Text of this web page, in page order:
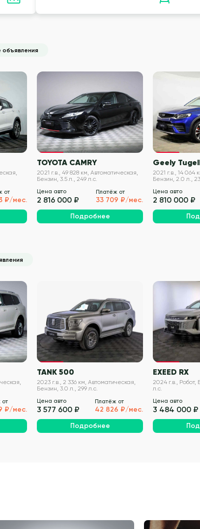
объявления
от
₽/мес.
VIN проверен
TOYOTA CAMRY
2021 г.в., 49 828 км, Автоматическая,
Бензин, 3.5 л., 249 л.с.
Цена авто
2 816 000 ₽
Платёж от
33 709 ₽/мес.
Подробнее
Geely
2021 г.в., 14 064
Бензин, 2.0 л.,
Цена авто
2 810 000 ₽
₽/мес.
TANK 500
2023 г.в., 2 336 км, Автоматическая,
Бензин, 3.0 л., 299 л.с.
Цена авто
3 577 600 ₽
Платёж от
42 826 ₽/мес.
Подробнее
EXEED RX
2024 г.в., Робот,
л.с.
Цена авто
3 484 000 ₽